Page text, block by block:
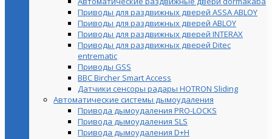
Приводы для раздвижных дверей ASSA ABLOY
Приводы для раздвижных дверей ABLOY
Приводы для раздвижных дверей INTERAX
Приводы для раздвижных дверей Ditec
entrematic
Приводы GSS
BBC Bircher Smart Access
Датчики сенсоры радары HOTRON Sliding
Автоматические системы дымоудаления
Привода дымоудаления PRO-LOCKS
Привода дымоудаления SLS
Привода дымоудаления D+H